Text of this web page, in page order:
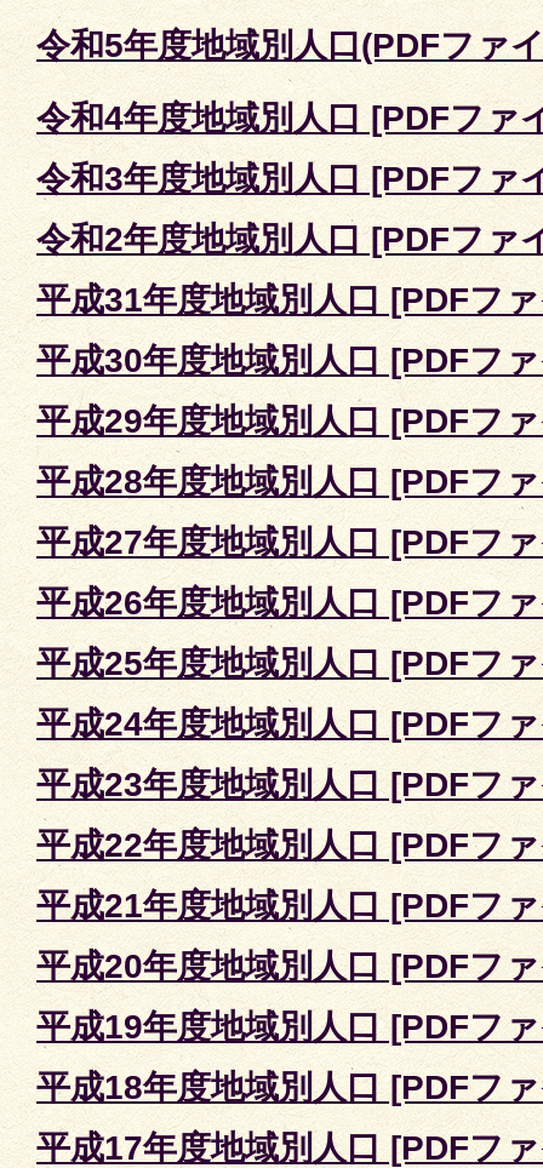
令和5年度地域別人口(PDFファ
令和4年度地域別人口 [PDFファ
令和3年度地域別人口 [PDFファ
令和2年度地域別人口 [PDFファ
平成31年度地域別人口 [PDFフ
平成30年度地域別人口 [PDFフ
平成29年度地域別人口 [PDFフ
平成28年度地域別人口 [PDFフ
平成27年度地域別人口 [PDFフ
平成26年度地域別人口 [PDFフ
平成25年度地域別人口 [PDFフ
平成24年度地域別人口 [PDFフ
平成23年度地域別人口 [PDFフ
平成22年度地域別人口 [PDFフ
平成21年度地域別人口 [PDFフ
平成20年度地域別人口 [PDFフ
平成19年度地域別人口 [PDFフ
平成18年度地域別人口 [PDFフ
平成17年度地域別人口 [PDFフ